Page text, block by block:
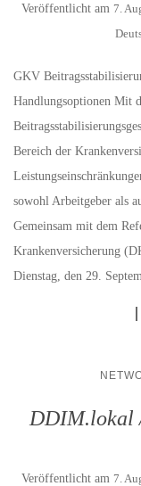
Veröffentlicht am 7.
GKV
Handlungsoptionen Mit
Bereich der
sowohl Arbeitgeber als
Gemeinsam mit dem
Krankenversicherung
Dienstag, den 29.
DDIM.lokal
Veröffentlicht am 7.